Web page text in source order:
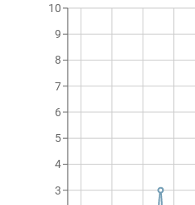
3
4
5
6
7
8
9
10